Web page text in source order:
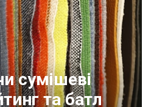
сумішеві
та батл